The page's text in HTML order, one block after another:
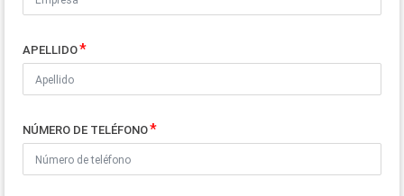
APELLIDO
NÚMERO DE TELÉFONO